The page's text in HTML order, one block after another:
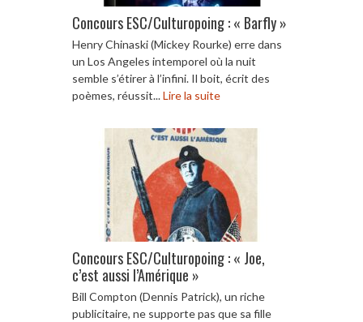
Concours ESC/Culturopoing : « Barfly »
Henry Chinaski (Mickey Rourke) erre dans
un Los Angeles intemporel où la nuit
semble s’étirer à l’infini. Il boit, écrit des
poèmes, réussit...Lire la suite
Concours ESC/Culturopoing : « Joe,
c’est aussi l’Amérique »
Bill Compton (Dennis Patrick), un riche
publicitaire, ne supporte pas que sa fille